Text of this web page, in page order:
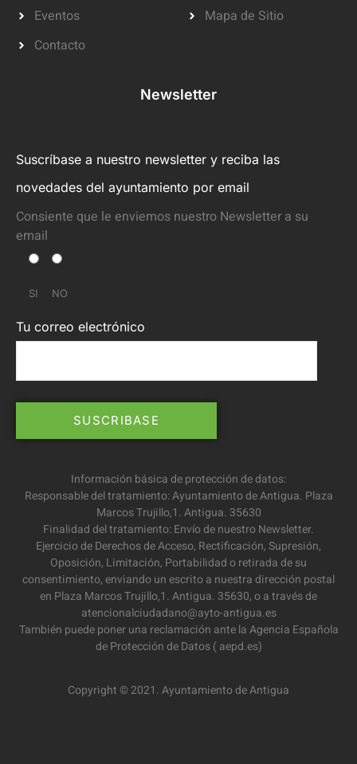
Eventos
Contacto
Mapa de Sitio
Newsletter
Suscríbase a nuestro newsletter y reciba las
novedades del ayuntamiento por email
Consiente que le enviemos nuestro Newsletter a su
email
SI NO
Tu correo electrónico
Información básica de protección de datos:
Responsable del tratamiento: Ayuntamiento de Antigua. Plaza
Marcos Trujillo,1. Antigua. 35630
Finalidad del tratamiento: Envío de nuestro Newsletter.
Ejercicio de Derechos de Acceso, Rectificación, Supresión,
Oposición, Limitación, Portabilidad o retirada de su
consentimiento, enviando un escrito a nuestra dirección postal
en Plaza Marcos Trujillo,1. Antigua. 35630, o a través de
atencionalciudadano@ayto-antigua.es
También puede poner una reclamación ante la Agencia Española
de Protección de Datos ( aepd.es)
Copyright © 2021. Ayuntamiento de Antigua